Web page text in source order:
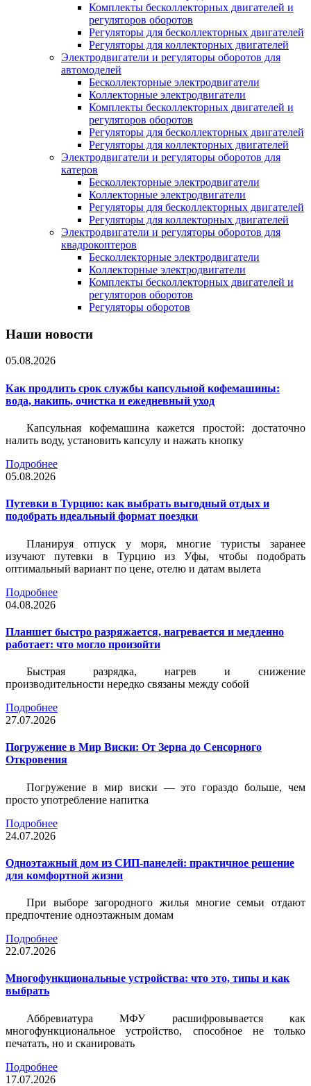
Комплекты бесколлекторных двигателей и
регуляторов оборотов
Регуляторы для бесколлекторных двигателей
Регуляторы для коллекторных двигателей
Электродвигатели и регуляторы оборотов для
автомоделей
Бесколлекторные электродвигатели
Коллекторные электродвигатели
Комплекты бесколлекторных двигателей и
регуляторов оборотов
Регуляторы для бесколлекторных двигателей
Регуляторы для коллекторных двигателей
Электродвигатели и регуляторы оборотов для
катеров
Бесколлекторные электродвигатели
Коллекторные электродвигатели
Регуляторы для бесколлекторных двигателей
Регуляторы для коллекторных двигателей
Электродвигатели и регуляторы оборотов для
квадрокоптеров
Бесколлекторные электродвигатели
Коллекторные электродвигатели
Комплекты бесколлекторных двигателей и
регуляторов оборотов
Регуляторы оборотов
Наши новости
05.08.2026
Как продлить срок службы капсульной кофемашины:
вода, накипь, очистка и ежедневный уход
Капсульная кофемашина кажется простой: достаточно
налить воду, установить капсулу и нажать кнопку
Подробнее
05.08.2026
Путевки в Турцию: как выбрать выгодный отдых и
подобрать идеальный формат поездки
Планируя отпуск у моря, многие туристы заранее
изучают путевки в Турцию из Уфы, чтобы подобрать
оптимальный вариант по цене, отелю и датам вылета
Подробнее
04.08.2026
Планшет быстро разряжается, нагревается и медленно
работает: что могло произойти
Быстрая разрядка, нагрев и снижение
производительности нередко связаны между собой
Подробнее
27.07.2026
Погружение в Мир Виски: От Зерна до Сенсорного
Откровения
Погружение в мир виски — это гораздо больше, чем
просто употребление напитка
Подробнее
24.07.2026
Одноэтажный дом из СИП-панелей: практичное решение
для комфортной жизни
При выборе загородного жилья многие семьи отдают
предпочтение одноэтажным домам
Подробнее
22.07.2026
Многофункциональные устройства: что это, типы и как
выбрать
Аббревиатура МФУ расшифровывается как
многофункциональное устройство, способное не только
печатать, но и сканировать
Подробнее
17.07.2026